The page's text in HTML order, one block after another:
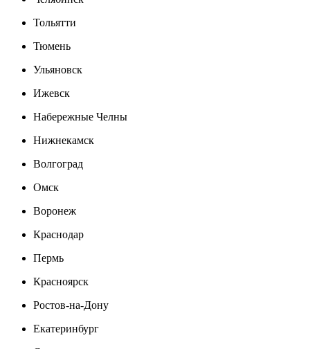
Тольятти
Тюмень
Ульяновск
Ижевск
Набережные Челны
Нижнекамск
Волгоград
Омск
Воронеж
Краснодар
Пермь
Красноярск
Ростов-на-Дону
Екатеринбург